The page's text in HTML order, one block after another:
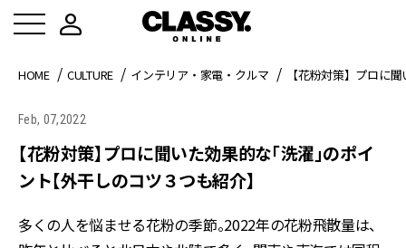
HOME CULTURE インテリア・家電・クルマ 【花粉対策】プロに
Feb, 07,2022
【花粉対策】プロに聞いた効果的な「洗濯」のポイ
ント【外干しのコツ３つも紹介】
多くの人を悩ませる花粉の季節。2022年の花粉飛散量は、